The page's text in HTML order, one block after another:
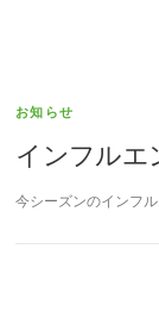
お知らせ
インフルエ
今シーズンのインフ